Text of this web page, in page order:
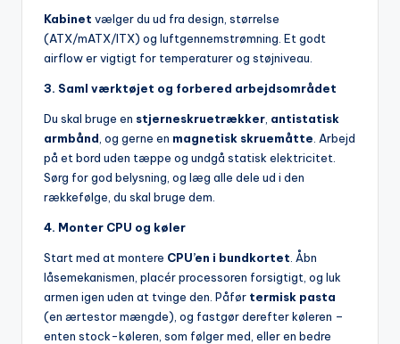
Kabinet vælger du ud fra design, størrelse
(ATX/mATX/ITX) og luftgennemstrømning. Et godt
airflow er vigtigt for temperaturer og støjniveau.
3. Saml værktøjet og forbered arbejdsområdet
Du skal bruge en stjerneskruetrækker antistatisk
armbånd , og gerne en magnetisk skruemåtte . Arbejd
på et bord uden tæppe og undgå statisk elektricitet.
Sørg for god belysning, og læg alle dele ud i den
rækkefølge, du skal bruge dem.
4. Monter CPU og køler
Start med at montere CPU’en i bundkortet . Åbn
låsemekanismen, placér processoren forsigtigt, og luk
armen igen uden at tvinge den. Påfør termisk pasta
(en ærtestor mængde), og fastgør derefter køleren –
enten stock-køleren, som følger med, eller en bedre